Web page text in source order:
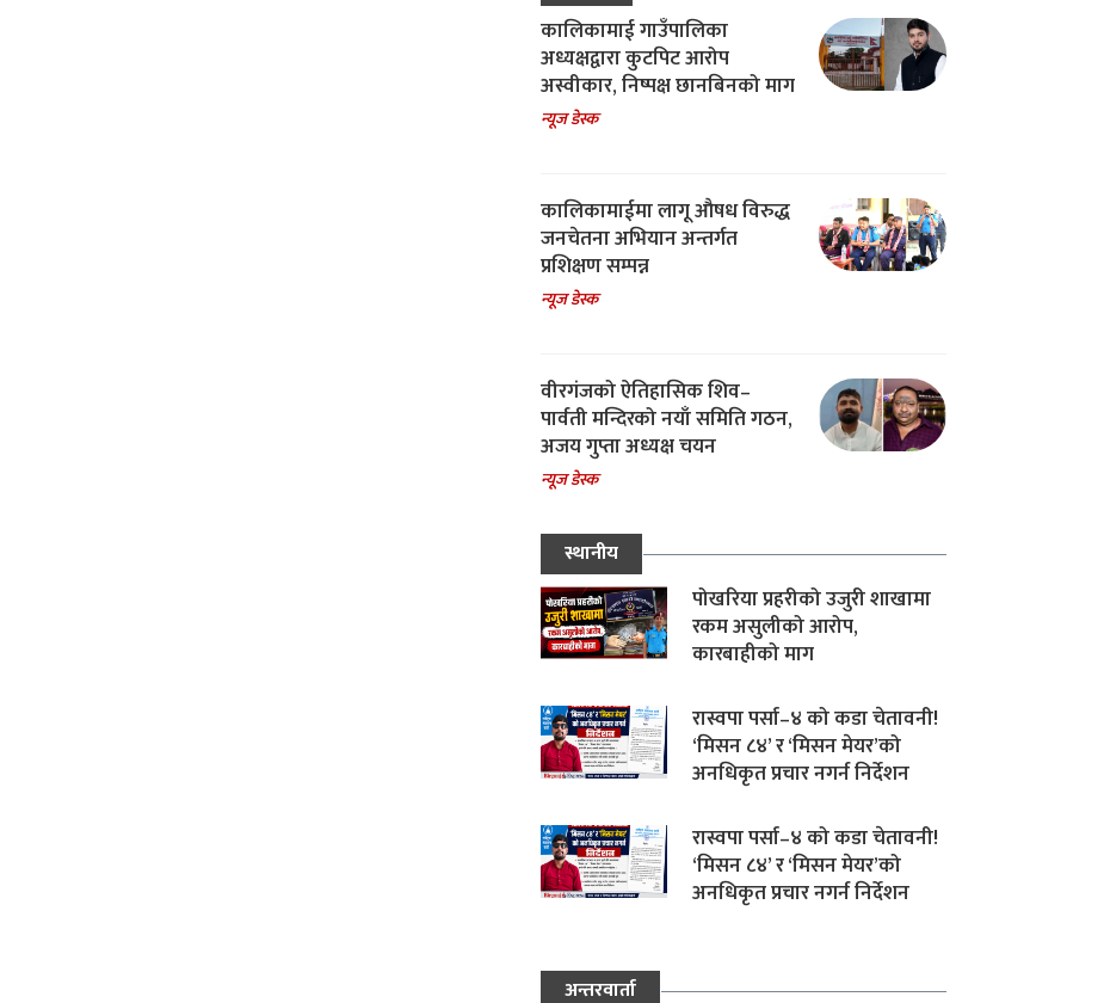
कालिकामाई गाउँपालिका
अध्यक्षद्वारा कुटपिट आरोप
अस्वीकार, निष्पक्ष छानबिनको माग
न्यूज डेस्क
कालिकामाईमा लागू औषध विरुद्ध
जनचेतना अभियान अन्तर्गत
प्रशिक्षण सम्पन्न
न्यूज डेस्क
वीरगंजको ऐतिहासिक शिव–
पार्वती मन्दिरको नयाँ समिति गठन,
अजय गुप्ता अध्यक्ष चयन
न्यूज डेस्क
स्थानीय
पोखरिया प्रहरीको उजुरी शाखामा
रकम असुलीको आरोप,
कारबाहीको माग
रास्वपा पर्सा–४ को कडा चेतावनी!
‘मिसन ८४’ र ‘मिसन मेयर’को
अनधिकृत प्रचार नगर्न निर्देशन
रास्वपा पर्सा–४ को कडा चेतावनी!
‘मिसन ८४’ र ‘मिसन मेयर’को
अनधिकृत प्रचार नगर्न निर्देशन
अन्तरवार्ता